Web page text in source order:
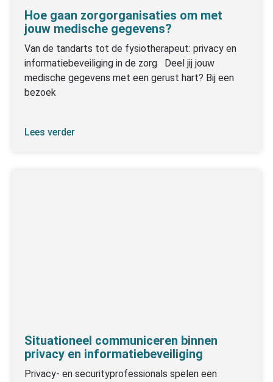
Hoe gaan zorgorganisaties om met
jouw medische gegevens?
Van de tandarts tot de fysiotherapeut: privacy en
informatiebeveiliging in de zorg Deel jij jouw
medische gegevens met een gerust hart? Bij een
bezoek
Lees verder
Situationeel communiceren binnen
privacy en informatiebeveiliging
Privacy- en securityprofessionals spelen een